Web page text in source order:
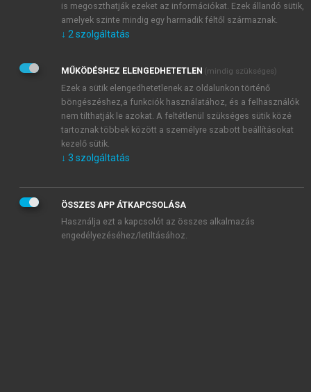
Kérek értesítést a MeRSZ újdonságairól, akcióiról.
Kérek értesítést az Akadémiai Kiadó Zrt. újdonságairól,
Adatkezelési tájékoztatóbanfoglaltakat tudomásul
veszem és elfogadom.
Általános vásárlási feltételeket, valamint a szotar.netés a
mersz.huoldalak licencszerződéseiben foglaltakat
tudomásul veszem és elfogadom.
KIPRÓBÁLOM
is megoszthatják ezeket az információkat. Ezek állandó sütik,
amelyek szinte mindig egy harmadik féltől származnak.
↓ 2 szolgáltatás
MŰKÖDÉSHEZ ELENGEDHETETLEN (mindig szükséges)
Ezek a sütik elengedhetetlenek az oldalunkon történő
böngészéshez,a funkciók használatához, és a felhasználók
nem tilthatják le azokat. A feltétlenül szükséges sütik közé
tartoznak többek között a személyre szabott beállításokat
kezelő sütik.
↓ 3 szolgáltatás
ÖSSZES APP ÁTKAPCSOLÁSA
Használja ezt a kapcsolót az összes alkalmazás
engedélyezéséhez/letiltásához.